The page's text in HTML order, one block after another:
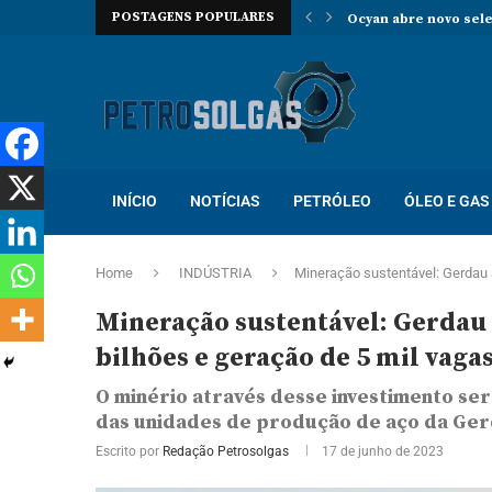
POSTAGENS POPULARES Oceaneering
INÍCIO NOTÍCIAS PETRÓLEO ÓLEO E GAS
Home INDÚSTRIA Mineração sustentável:
Mineração sustentável:
bilhões e geração de 5 mil
O minério através desse investimento
das unidades de produção de aço da
Escrito por Redação Petrosolgas 17 de junho de 2023